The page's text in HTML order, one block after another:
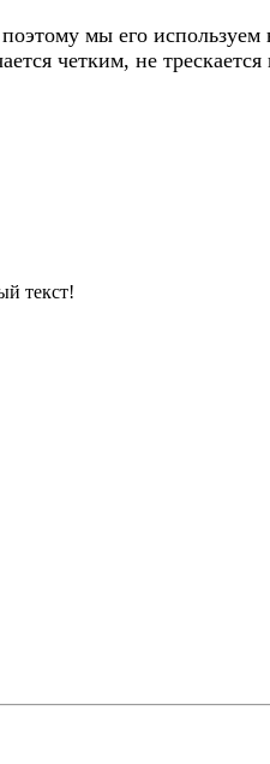
мы его
четким, не
текст!